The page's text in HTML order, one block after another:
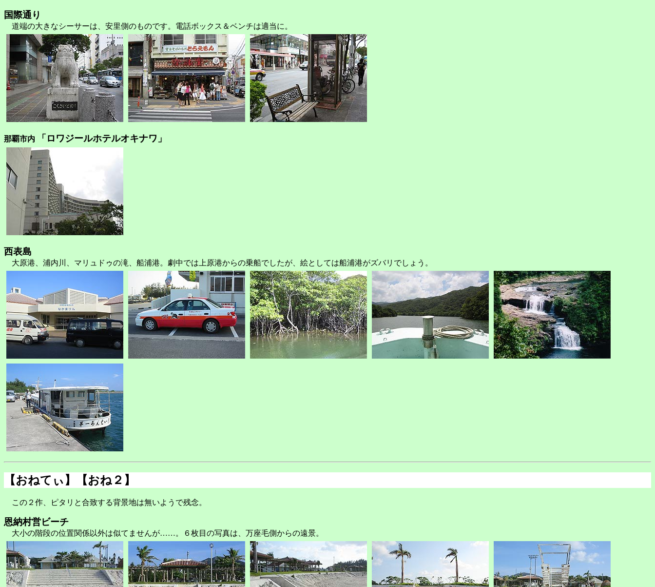
国際通り
道端の大きなシーサーは、安里側のものです。電話ボックス＆ベンチは適当に。
那覇市内 「ロワジールホテルオキナワ」
西表島
大原港、浦内川、マリュドゥの滝、船浦港。劇中では上原港からの乗船でしたが、絵としては船浦港がズバリでしょう。
【おねてぃ】【おね２】
この２作、ピタリと合致する背景地は無いようで残念。
恩納村営ビーチ
大小の階段の位置関係以外は似てませんが……。６枚目の写真は、万座毛側からの遠景。